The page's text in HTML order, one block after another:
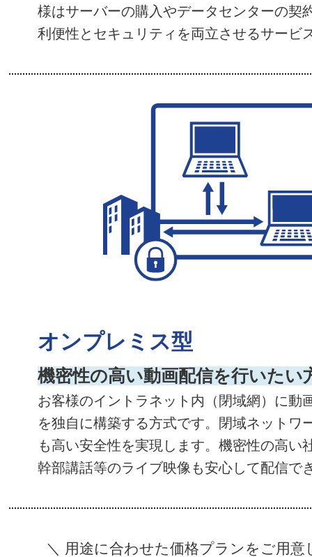
様はサーバーの購入やデータセンターの契
利便性とセキュリティを両立させるサービ
オンプレミス型
機密性の高い動画配信を行いたい
お客様のイントラネット内（閉域網）に動
を独自に構築する方式です。閉域ネットワ
も高い安全性を実現します。機密性の高い
幹部講話等のライブ映像も安心して配信で
＼ 用途に合わせた価格プランをご用意